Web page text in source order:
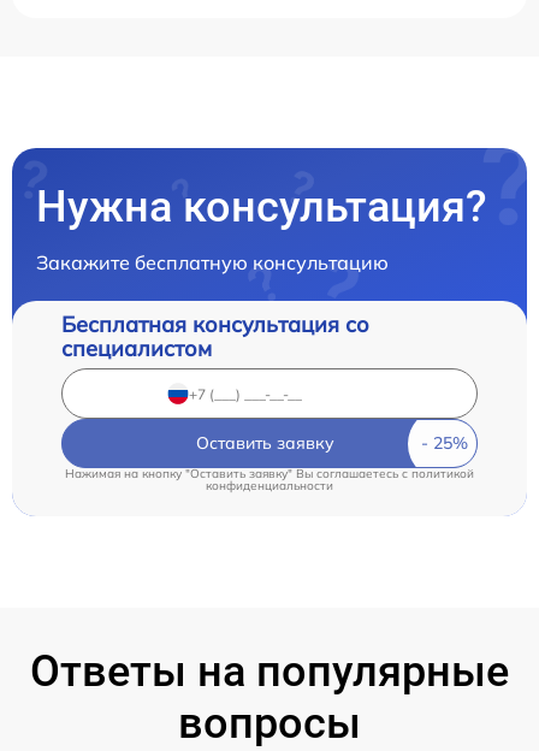
Нужна консультация?
Закажите бесплатную консультацию
Бесплатная консультация со
специалистом
Оставить заявку
Нажимая на кнопку "Оставить заявку" Вы соглашаетесь c политикой
конфиденциальности
Ответы на популярные
вопросы